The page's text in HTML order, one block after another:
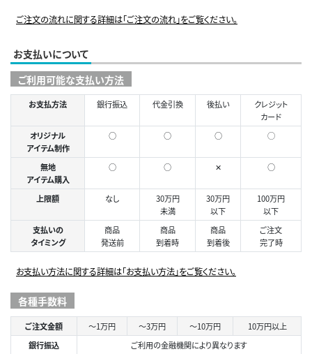
ご注文の流れに関する詳細は「ご注文の流れ」をご覧ください。
お支払いについて
ご利用可能な支払い方法
お支払方法 銀行振込 代金引換 後払い
クレジット
カード
オリジナル
アイテム制作
○ ○ ○ ◯
無地
アイテム購入
○ ○ ✕ ○
上限額 なし
30万円
未満
30万円
以下
100万円
以下
支払いの
タイミング
商品
発送前
商品
到着時
商品
到着後
ご注文
完了時
お支払い方法に関する詳細は「お支払い方法」をご覧ください。
各種手数料
ご注文金額 ～1万円 ～3万円 ～10万円
10万円以上
銀行振込
ご利用の金融機関により異なります